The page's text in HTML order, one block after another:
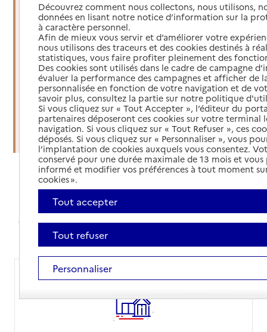
Vous êtes dans une situation
d’urgence ?
Mettre en place des services d'aide et de
soins à domicile
Organiser une sortie d'hospitalisation
Trouver un établissement d'accueil
Annuaires et comparateur de prix
Avec nos annuaires, simplifiez vos recherches,
comparez les prix des EHPAD ou orientez-vous sur le
site de votre département pour vos démarches
Découvrez comment nous collectons, nous utilisons,
données en lisant notre notice d’information sur la
à caractère personnel.
Afin de mieux vous servir et d’améliorer votre
nous utilisons des traceurs et des cookies destinés à
statistiques, vous faire profiter pleinement des
Des cookies sont utilisés dans le cadre de campagne
évaluer la performance des campagnes et afficher de
personnalisée en fonction de votre navigation et de
savoir plus, consultez la partie sur notre politique
Si vous cliquez sur « Tout Accepter », l’éditeur du
partenaires déposeront ces cookies sur votre terminal
navigation. Si vous cliquez sur « Tout Refuser », ces
déposés. Si vous cliquez sur « Personnaliser », vous
l’implantation de cookies auxquels vous consentez.
conservé pour une durée maximale de 13 mois et
informé et modifier vos préférences à tout moment
cookies ».
Tout accepter
Tout refuser
Personnaliser